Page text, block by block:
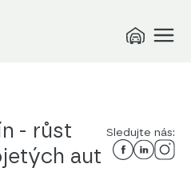
- růst
aut
Sledujte nás: